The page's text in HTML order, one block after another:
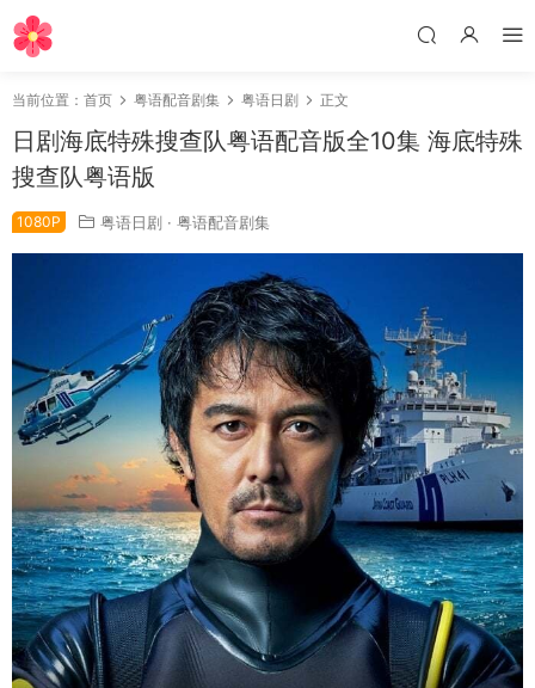
当前位置： 首页 粤语配音剧集 粤语日剧 正文
日剧海底特殊搜查队粤语配音版全10集 海底特殊
搜查队粤语版
1080P 粤语日剧 · 粤语配音剧集